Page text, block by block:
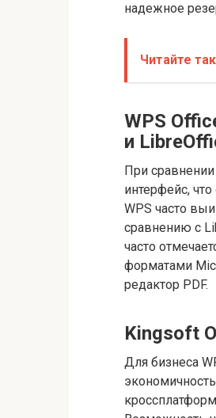
надежное
Читайте
WPS
и
При
интерфейс,
WPS часто
сравнению с
часто
форматами
редактор PDF.
Kingsoft
Для бизнеса